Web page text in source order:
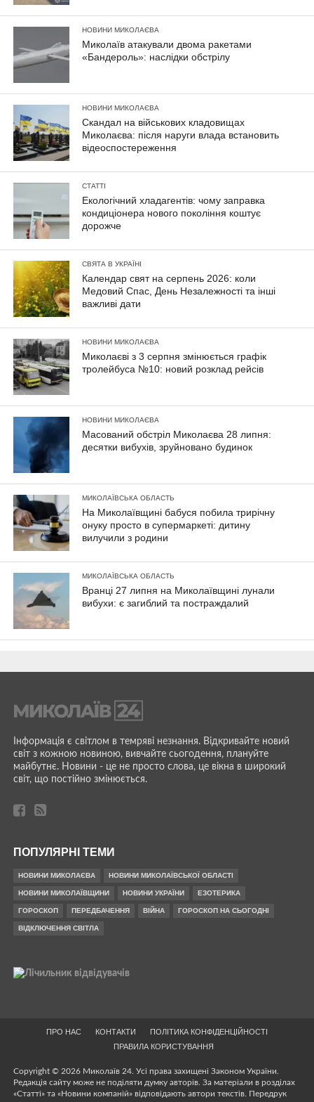
НОВИНИ МИКОЛАЄВА
Миколаїв атакували двома ракетами
«Бандероль»: наслідки обстрілу
НОВИНИ МИКОЛАЄВА
Скандал на військових кладовищах
Миколаєва: після наруги влада встановить
відеоспостереження
СТАТТІ
Екологічний хладагентів: чому заправка
кондиціонера нового покоління коштує
дорожче
СВЯТА В УКРАЇНІ
Календар свят на серпень 2026: коли
Медовий Спас, День Незалежності та інші
важливі дати
НОВИНИ МИКОЛАЄВА
Миколаєві з 3 серпня змінюється графік
тролейбуса №10: новий розклад рейсів
НОВИНИ МИКОЛАЄВА
Масований обстріл Миколаєва 28 липня:
десятки вибухів, зруйновано будинок
МИКОЛАЇВСЬКА ОБЛАСТЬ
На Миколаївщині бабуся побила трирічну
онуку просто в супермаркеті: дитину
вилучили з родини
МИКОЛАЇВСЬКА ОБЛАСТЬ
Вранці 27 липня на Миколаївщині лунали
вибухи: є загиблий та постраждалий
Інформація є світлом в темряві незнання. Відкривайте новий
світ з кожною новиною, вивчайте сьогодення, плануйте
майбутнє. Новини - це не просто слова, це вікна в широкий
світ, що постійно змінюється.
ПОПУЛЯРНІ ТЕМИ
НОВИНИ МИКОЛАЄВА НОВИНИ МИКОЛАЇВСЬКОЇ ОБЛАСТІ
НОВИНИ МИКОЛАЇВЩИНИ НОВИНИ УКРАЇНИ ЕЗОТЕРИКА
ГОРОСКОП ПЕРЕДБАЧЕННЯ ВІЙНА ГОРОСКОП НА СЬОГОДНІ
ВІДКЛЮЧЕННЯ СВІТЛА
ПРО НАС КОНТАКТИ
ПОЛІТИКА КОНФІДЕНЦІЙНОСТІ
ПРАВИЛА КОРИСТУВАННЯ
Copyright © 2026 Миколаїв 24. Усі права захищені Законом України.
Редакція сайту може не поділяти думку авторів. За матеріали в розділах
«Статті» та «Новини компаній» відповідають автори текстів. Передрук